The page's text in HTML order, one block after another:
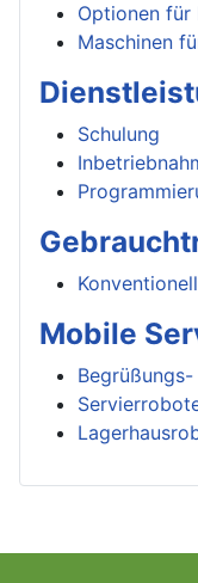
Optionen für
Maschinen
Schulung
Konventionell
Mobile